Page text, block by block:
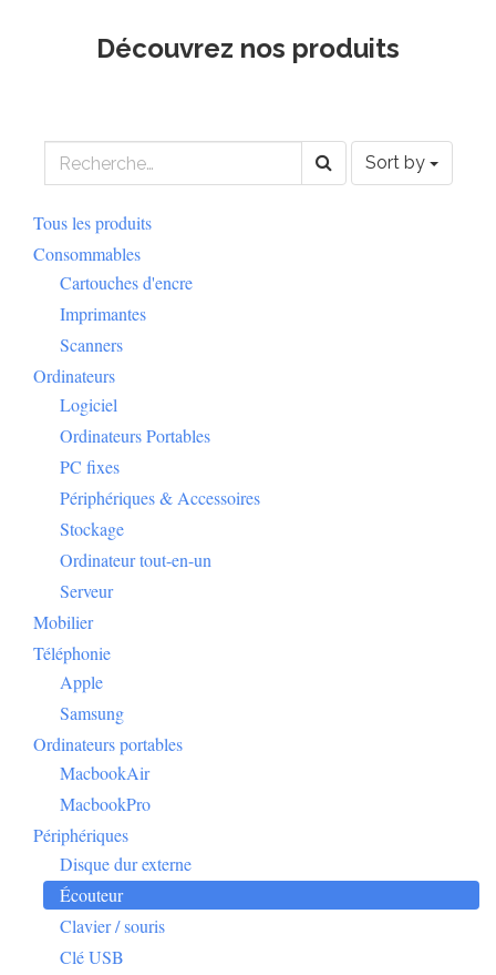
Découvrez nos produits
Sort by
Tous les produits
Consommables
Cartouches d'encre
Imprimantes
Scanners
Ordinateurs
Logiciel
Ordinateurs Portables
PC fixes
Périphériques & Accessoires
Stockage
Ordinateur tout-en-un
Serveur
Mobilier
Téléphonie
Apple
Samsung
Ordinateurs portables
MacbookAir
MacbookPro
Périphériques
Disque dur externe
Écouteur
Clavier / souris
Clé USB